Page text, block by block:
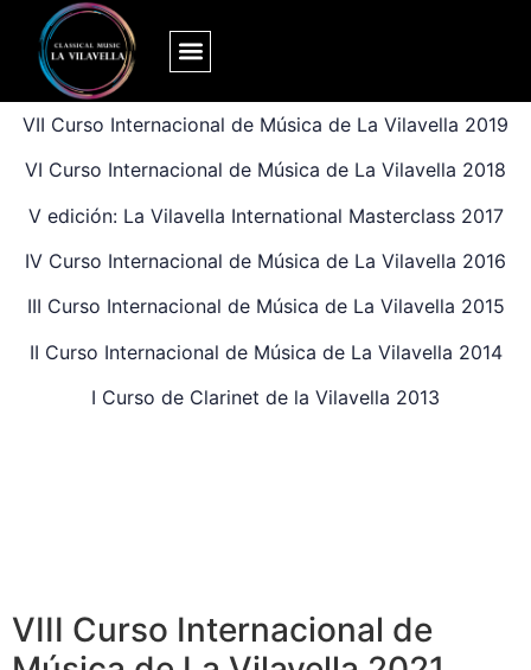
VIII Curso Internacional de Música de La Vilavella 2021
VII Curso Internacional de Música de La Vilavella 2019
VI Curso Internacional de Música de La Vilavella 2018
V edición: La Vilavella International Masterclass 2017
IV Curso Internacional de Música de La Vilavella 2016
III Curso Internacional de Música de La Vilavella 2015
II Curso Internacional de Música de La Vilavella 2014
I Curso de Clarinet de la Vilavella 2013
VIII Curso Internacional de